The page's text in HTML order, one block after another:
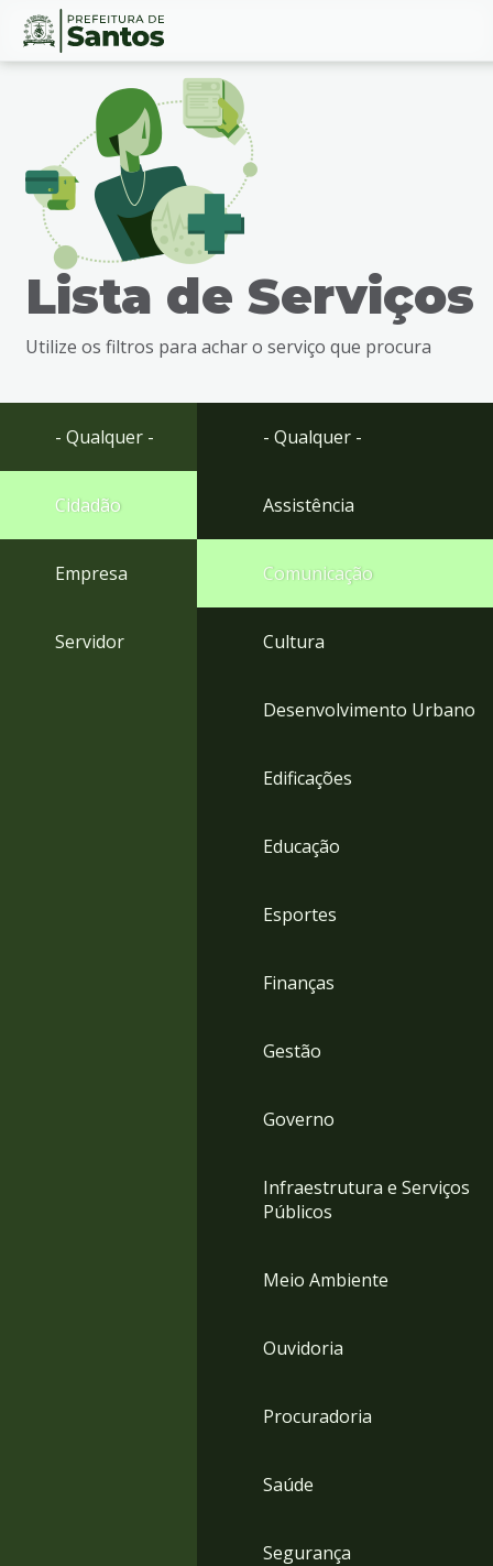
Ir
busca
Ir
rodapé
Conteúdo
Lista de Serviços
Utilize os filtros para achar o serviço que procura
- Qualquer -
Cidadão
Empresa
Servidor
- Qualquer -
Assistência
Comunicação
Cultura
Desenvolvimento Urbano
Edificações
Educação
Esportes
Finanças
Gestão
Governo
Infraestrutura e Serviços
Públicos
Meio Ambiente
Ouvidoria
Procuradoria
Saúde
Segurança